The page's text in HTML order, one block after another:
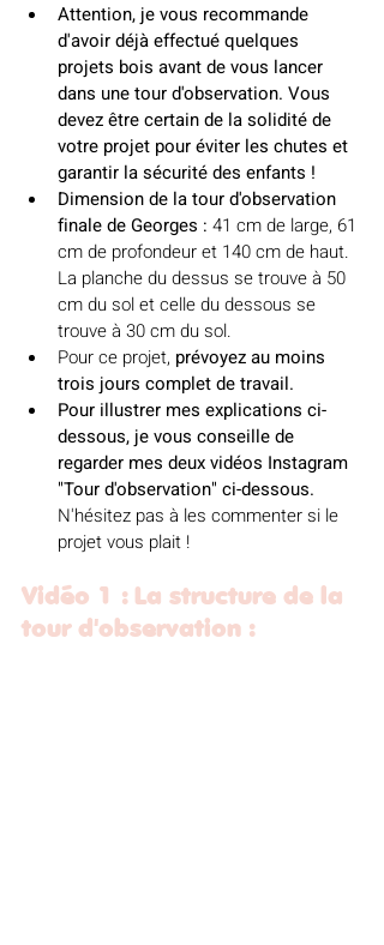
Attention, je vous recommande
d'avoir déjà effectué quelques
projets bois avant de vous lancer
dans une tour d'observation. Vous
devez être certain de la solidité de
votre projet pour éviter les chutes et
garantir la sécurité des enfants !
Dimension de la tour d'observation
finale de Georges : 41 cm de large, 61
cm de profondeur et 140 cm de haut.
La planche du dessus se trouve à 50
cm du sol et celle du dessous se
trouve à 30 cm du sol.
Pour ce projet, prévoyez au moins
trois jours complet de travail.
Pour illustrer mes explications ci-
dessous, je vous conseille de
regarder mes deux vidéos Instagram
"Tour d'observation" ci-dessous.
N'hésitez pas à les commenter si le
projet vous plait !
Vidéo 1 : La structure de la
tour d'observation :